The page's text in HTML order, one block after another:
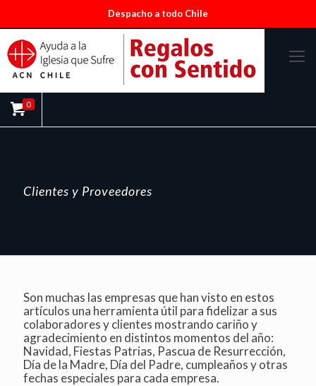
Despacho a todo Chile
0
Clientes y Proveedores
Son muchas las empresas que han visto en estos
artículos una herramienta útil para fidelizar a sus
colaboradores y clientes mostrando cariño y
agradecimiento en distintos momentos del año:
Navidad, Fiestas Patrias, Pascua de Resurrección,
Día de la Madre, Día del Padre, cumpleaños y otras
fechas especiales para cada empresa.